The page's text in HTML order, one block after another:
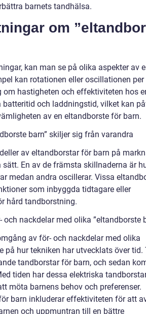
barnets tandhälsa.
om
kan man se på olika aspekter av
kan rotationen eller oscillationen
hastigheten och effektiviteten hos
och laddningstid, vilket kan
av en eltandborste för barn.
barn” skiljer sig från varandra
av eltandborstar för barn på
En av de främsta skillnaderna är
medan andra oscillerar. Vissa
som inbyggda tidtagare eller
hård tandborstning.
nackdelar med olika ”eltandborste
av för- och nackdelar med olika
på hur tekniken har utvecklats över
tandborstar för barn, och sedan
tiden har dessa elektriska
möta barnens behov och preferenser.
barn inkluderar effektiviteten för att
och uppmuntran till en bättre